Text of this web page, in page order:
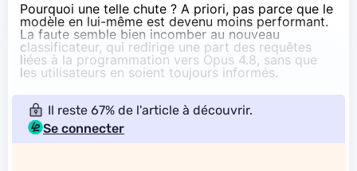
Pourquoi une telle chute ? A priori, pas parce que le
modèle en lui-même est devenu moins performant.
La faute semble bien incomber au nouveau
classificateur, qui redirige une part des requêtes
liées à la programmation vers Opus 4.8, sans que
les utilisateurs en soient toujours informés.
Il reste 67% de l'article à découvrir.
Se connecter